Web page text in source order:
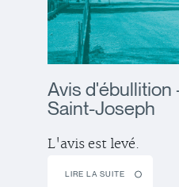
Avis d'ébullition
Saint-Joseph
L'avis est levé.
LIRE LA SUITE